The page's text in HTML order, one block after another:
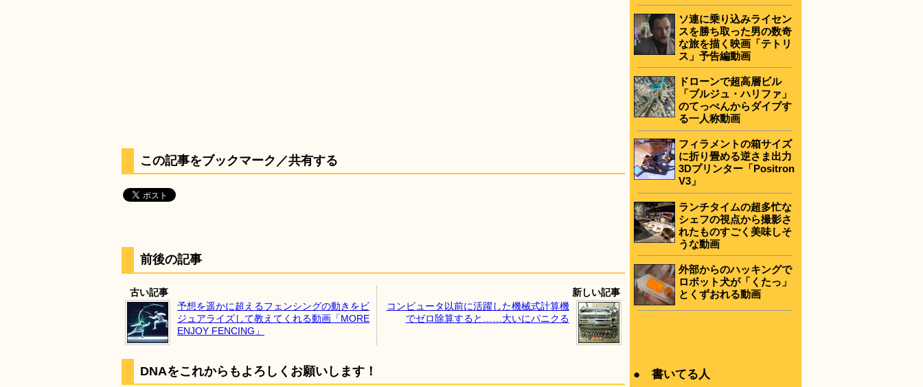
この記事をブックマーク／共有する
前後の記事
古い記事
予想を遥かに超えるフェンシングの動きをビ
ジュアライズして教えてくれる動画「MORE
ENJOY FENCING」
新しい記事
コンピュータ以前に活躍した機械式計算機
でゼロ除算すると……大いにパニクる
DNAをこれからもよろしくお願いします！
ソ連に乗り込みライセン
スを勝ち取った男の数奇
な旅を描く映画「テトリ
ス」予告編動画
ドローンで超高層ビル
「ブルジュ・ハリファ」
のてっぺんからダイブす
る一人称動画
フィラメントの箱サイズ
に折り畳める逆さま出力
3Dプリンター「Positron
V3」
ランチタイムの超多忙な
シェフの視点から撮影さ
れたものすごく美味しそ
うな動画
外部からのハッキングで
ロボット犬が「くたっ」
とくずおれる動画
● 書いてる人